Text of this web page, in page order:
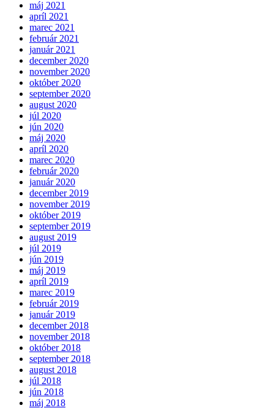
máj 2021
apríl 2021
marec 2021
február 2021
január 2021
december 2020
november 2020
október 2020
september 2020
august 2020
júl 2020
jún 2020
máj 2020
apríl 2020
marec 2020
február 2020
január 2020
december 2019
november 2019
október 2019
september 2019
august 2019
júl 2019
jún 2019
máj 2019
apríl 2019
marec 2019
február 2019
január 2019
december 2018
november 2018
október 2018
september 2018
august 2018
júl 2018
jún 2018
máj 2018